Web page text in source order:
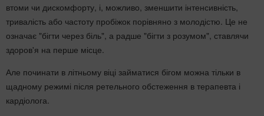
втоми чи дискомфорту, і, можливо, зменшити інтенсивність,
тривалість або частоту пробіжок порівняно з молодістю. Це не
означає "бігти через біль", а радше "бігти з розумом", ставлячи
здоров'я на перше місце.
Але починати в літньому віці займатися бігом можна тільки в
щадному режимі після ретельного обстеження в терапевта і
кардіолога.